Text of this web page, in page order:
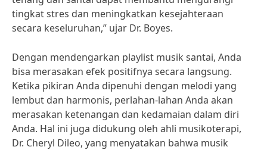
tingkat stres dan meningkatkan kesejahteraan
secara keseluruhan,” ujar Dr. Boyes.
Dengan mendengarkan playlist musik santai, Anda
bisa merasakan efek positifnya secara langsung.
Ketika pikiran Anda dipenuhi dengan melodi yang
lembut dan harmonis, perlahan-lahan Anda akan
merasakan ketenangan dan kedamaian dalam diri
Anda. Hal ini juga didukung oleh ahli musikoterapi,
Dr. Cheryl Dileo, yang menyatakan bahwa musik